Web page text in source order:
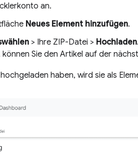
an.
Neues Element hinzufügen.
> Ihre ZIP-Datei > Hochladen
Sie den Artikel auf der
haben, wird sie als